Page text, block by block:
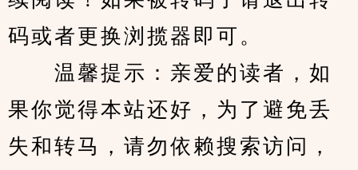
码或者更换浏揽器即可。
温馨提示：亲爱的读者，如
果你觉得本站还好，为了避免丢
失和转马，请勿依赖搜索访问，